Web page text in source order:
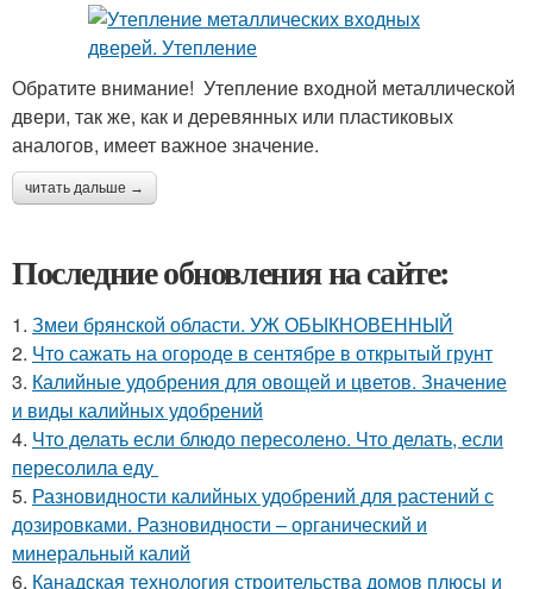
Обратите внимание! Утепление входной металлической
двери, так же, как и деревянных или пластиковых
аналогов, имеет важное значение.
читать дальше →
Последние обновления на сайте:
1. Змеи брянской области. УЖ ОБЫКНОВЕННЫЙ
2. Что сажать на огороде в сентябре в открытый грунт
3. Калийные удобрения для овощей и цветов. Значение
и виды калийных удобрений
4. Что делать если блюдо пересолено. Что делать, если
пересолила еду
5. Разновидности калийных удобрений для растений с
дозировками. Разновидности – органический и
минеральный калий
6. Канадская технология строительства домов плюсы и